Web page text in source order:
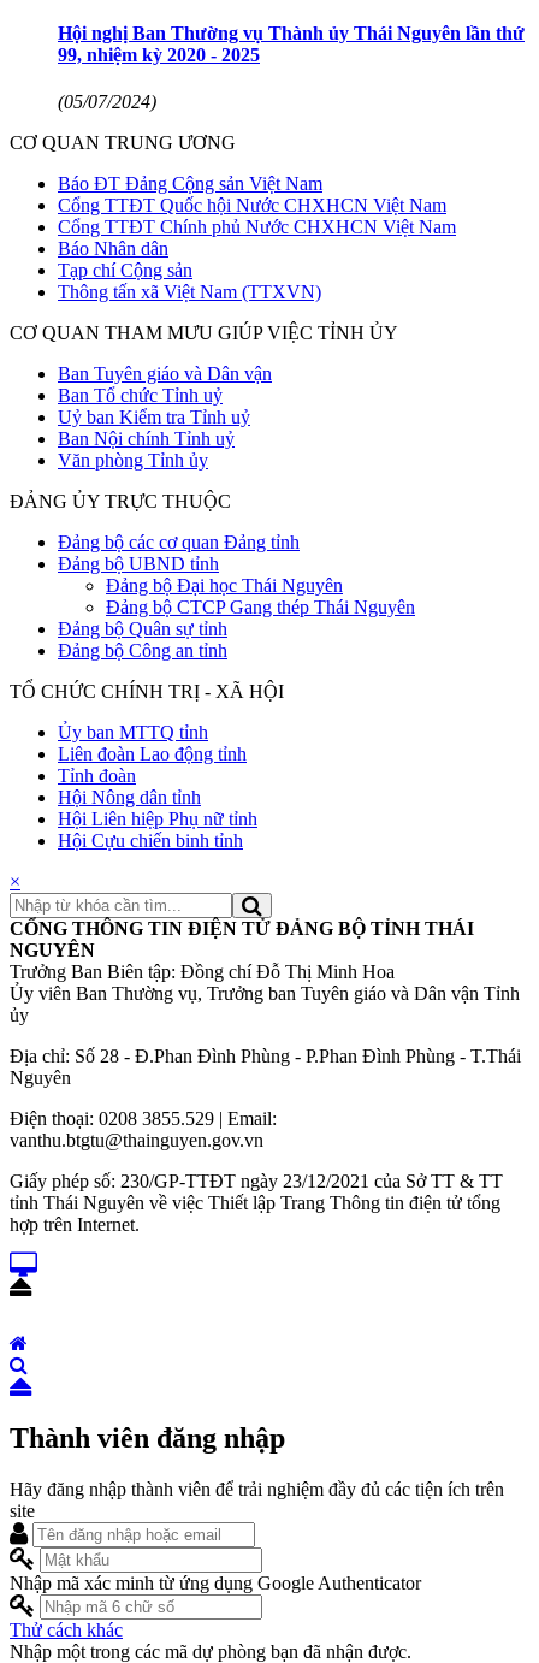
Hội nghị Ban Thường vụ Thành ủy Thái Nguyên lần thứ
99, nhiệm kỳ 2020 - 2025
(05/07/2024)
CƠ QUAN TRUNG ƯƠNG
Báo ĐT Đảng Cộng sản Việt Nam
Cổng TTĐT Quốc hội Nước CHXHCN Việt Nam
Cổng TTĐT Chính phủ Nước CHXHCN Việt Nam
Báo Nhân dân
Tạp chí Cộng sản
Thông tấn xã Việt Nam (TTXVN)
CƠ QUAN THAM MƯU GIÚP VIỆC TỈNH ỦY
Ban Tuyên giáo và Dân vận
Ban Tổ chức Tỉnh uỷ
Uỷ ban Kiểm tra Tỉnh uỷ
Ban Nội chính Tỉnh uỷ
Văn phòng Tỉnh ủy
ĐẢNG ỦY TRỰC THUỘC
Đảng bộ các cơ quan Đảng tỉnh
Đảng bộ UBND tỉnh
Đảng bộ Đại học Thái Nguyên
Đảng bộ CTCP Gang thép Thái Nguyên
Đảng bộ Quân sự tỉnh
Đảng bộ Công an tỉnh
TỔ CHỨC CHÍNH TRỊ - XÃ HỘI
Ủy ban MTTQ tỉnh
Liên đoàn Lao động tỉnh
Tỉnh đoàn
Hội Nông dân tỉnh
Hội Liên hiệp Phụ nữ tỉnh
Hội Cựu chiến binh tỉnh
×
CỔNG THÔNG TIN ĐIỆN TỬ ĐẢNG BỘ TỈNH THÁI
NGUYÊN
Trưởng Ban Biên tập: Đồng chí Đỗ Thị Minh Hoa
Ủy viên Ban Thường vụ, Trưởng ban Tuyên giáo và Dân vận Tỉnh
ủy
Địa chỉ: Số 28 - Đ.Phan Đình Phùng - P.Phan Đình Phùng - T.Thái
Nguyên
Điện thoại: 0208 3855.529 | Email:
vanthu.btgtu@thainguyen.gov.vn
Giấy phép số: 230/GP-TTĐT ngày 23/12/2021 của Sở TT & TT
tỉnh Thái Nguyên về việc Thiết lập Trang Thông tin điện tử tổng
hợp trên Internet.
Thành viên đăng nhập
Hãy đăng nhập thành viên để trải nghiệm đầy đủ các tiện ích trên
site
Nhập mã xác minh từ ứng dụng Google Authenticator
Thử cách khác
Nhập một trong các mã dự phòng bạn đã nhận được.